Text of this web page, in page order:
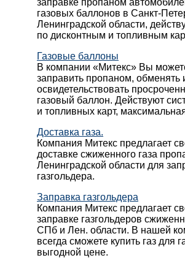
газовых баллонов в Санкт-
Ленинградской области,
по дисконтным и топливным
Газовые баллоны
В компании «Митекс» Вы
заправить пропаном, обменять
освидетельствовать
газовый баллон. Действуют
и топливных карт,
Доставка газа.
Компания Митекс предлагает
доставке сжиженного газа
Ленинградской области для
газгольдера.
Заправка газгольдера
Компания Митекс предлагает
заправке газгольдеров
СПб и Лен. области. В нашей
всегда сможете купить газ для
выгодной цене.